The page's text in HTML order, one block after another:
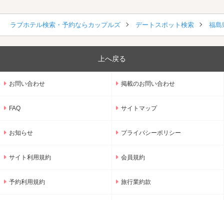
ラブホテル検索・予約ならカップルズ デートスポット検索 福島
上へ戻る
お問い合わせ 掲載のお問い合わせ
FAQ サイトマップ
お知らせ プライバシーポリシー
サイト利用規約 会員規約
予約利用規約 旅行業約款